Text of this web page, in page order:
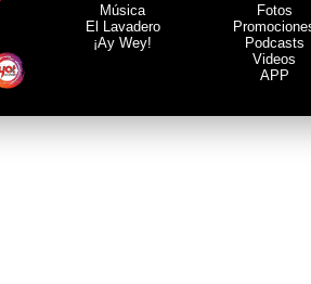
Música
El Lavadero
¡Ay Wey!
Fotos
Podcasts
Videos
APP